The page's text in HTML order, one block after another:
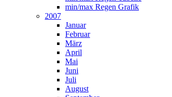
min/max Regen Grafik
2007
Januar
Februar
März
April
Mai
Juni
Juli
August